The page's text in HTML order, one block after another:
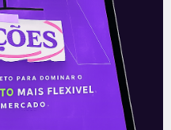
para receber
financeiro em